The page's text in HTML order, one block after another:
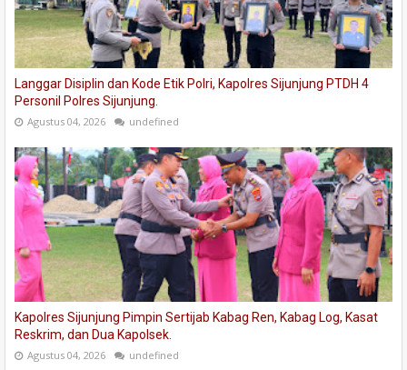
Langgar Disiplin dan Kode Etik Polri, Kapolres Sijunjung PTDH 4
Personil Polres Sijunjung.
Agustus 04, 2026 undefined
Kapolres Sijunjung Pimpin Sertijab Kabag Ren, Kabag Log, Kasat
Reskrim, dan Dua Kapolsek.
Agustus 04, 2026 undefined